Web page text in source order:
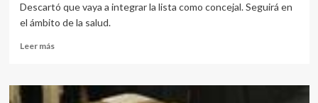
Descartó que vaya a integrar la lista como concejal. Seguirá en
el ámbito de la salud.
Leer más